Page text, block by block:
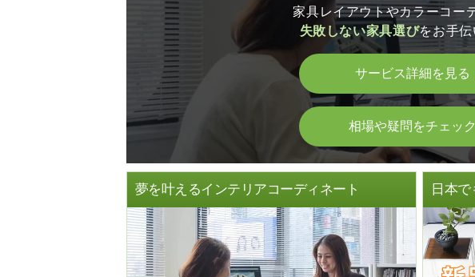
家具レイアウトやカラーコー
失敗しない家具選びをお手伝
サービス詳細を見る
相場や疑問をチェック
夢を叶えるインテリアコーディネート 日本